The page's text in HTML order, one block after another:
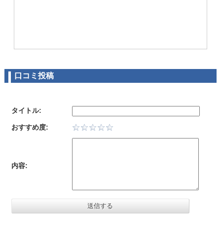
口コミ投稿
タイトル:
おすすめ度:
内容: